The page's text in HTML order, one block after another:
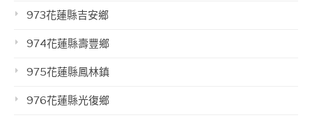
973花蓮縣吉安鄉
974花蓮縣壽豐鄉
975花蓮縣鳳林鎮
976花蓮縣光復鄉